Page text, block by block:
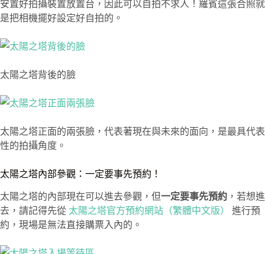
安置好拍攝裝置放置台，因此可以自拍不求人！羅賓這張合照就
是把相機擺好設定好自拍的。
太陽之塔背後的臉
太陽之塔正面的兩張臉，代表著現在與未來的面向，是最具代表
性的拍攝角度。
太陽之塔內部參觀：一定要事先預約！
太陽之塔的內部現在可以進去參觀，但一定要事先預約 ，若想進
去，請記得先從 太陽之塔官方預約網站（繁體中文版）
進行預
約，現場是無法直接購票入內的。